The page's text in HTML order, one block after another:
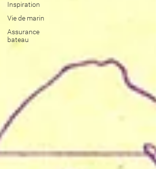
Inspiration
Vie de marin
Assurance
bateau